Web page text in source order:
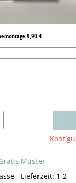
9,90 €
Muster
- Lieferzeit: 1-2